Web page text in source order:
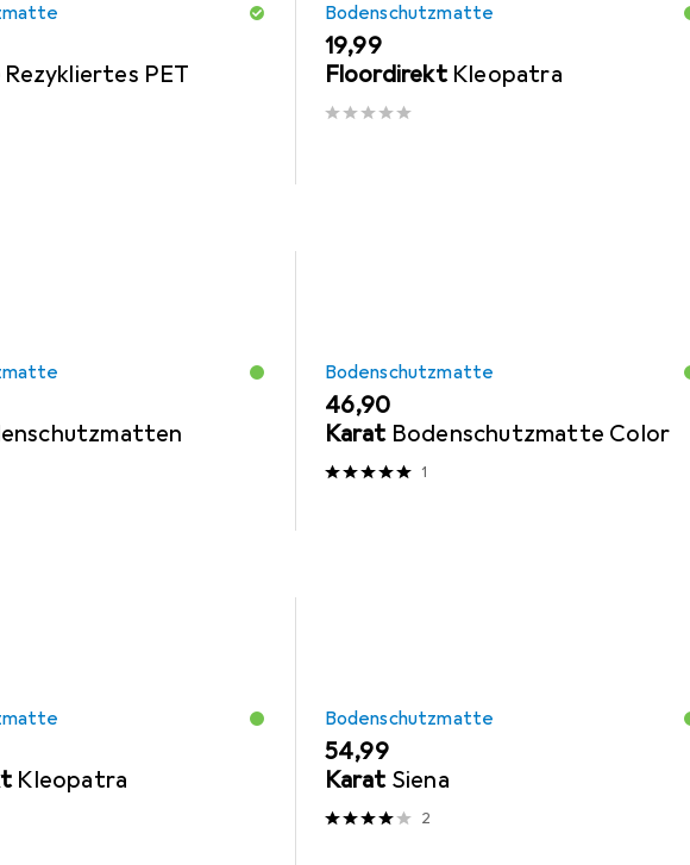
Rezykliertes PET
Bodenschutzmatte
EUR
19,99
Floordirekt Kleopatra
Bodenschutzmatte
EUR
46,90
Karat Bodenschutzmatte Color
1
Kleopatra
Bodenschutzmatte
EUR
54,99
Karat Siena
2